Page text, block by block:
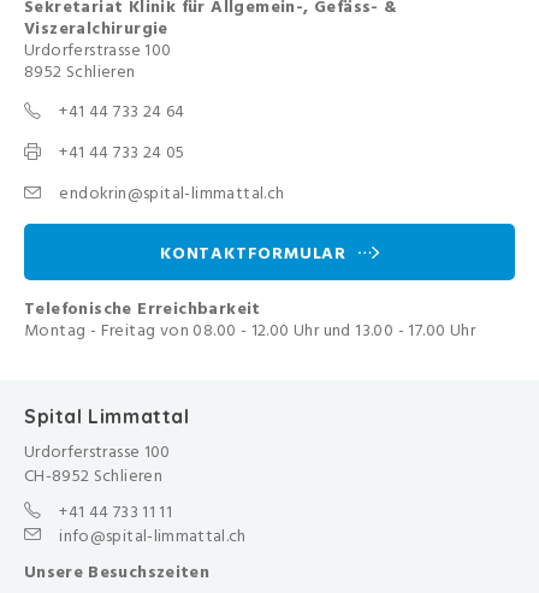
Sekretariat Klinik für Allgemein-, Gefäss- &
Viszeralchirurgie
Urdorferstrasse 100
8952 Schlieren
+41 44 733 24 64
+41 44 733 24 05
endokrin@spital-limmattal.ch
KONTAKTFORMULAR
Telefonische Erreichbarkeit
Montag - Freitag von 08.00 - 12.00 Uhr und 13.00 - 17.00 Uhr
Spital Limmattal
Urdorferstrasse 100
CH-8952 Schlieren
+41 44 733 11 11
info@spital-limmattal.ch
Unsere Besuchszeiten